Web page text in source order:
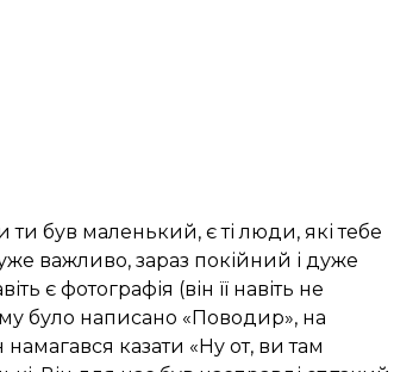
був маленький, є ті люди, які тебе
важливо, зараз покійний і дуже
є фотографія (він її навіть не
було написано «Поводир», на
казати «Ну от, ви там